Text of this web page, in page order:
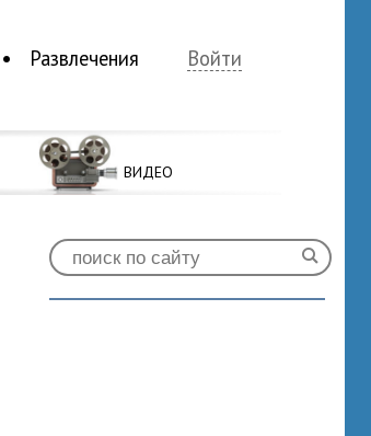
Развлечения Войти
ВИДЕО